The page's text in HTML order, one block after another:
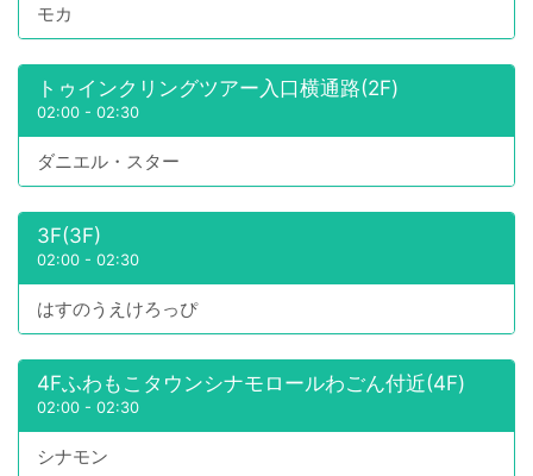
モカ
トゥインクリングツアー入口横通路(2F)
02:00 - 02:30
ダニエル・スター
3F(3F)
02:00 - 02:30
はすのうえけろっぴ
4Fふわもこタウンシナモロールわごん付近(4F)
02:00 - 02:30
シナモン